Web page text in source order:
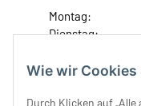
Wie wir Cookies
Durch Klicken auf
Montag:
Dienstag:
Donnerstag: